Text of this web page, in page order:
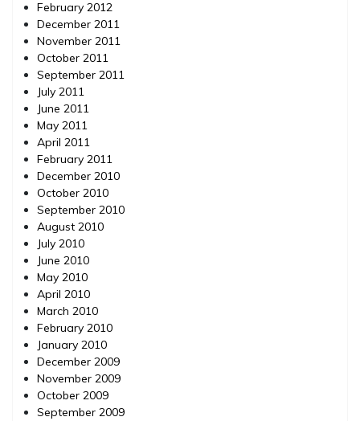
February 2012
December 2011
November 2011
October 2011
September 2011
July 2011
June 2011
May 2011
April 2011
February 2011
December 2010
October 2010
September 2010
August 2010
July 2010
June 2010
May 2010
April 2010
March 2010
February 2010
January 2010
December 2009
November 2009
October 2009
September 2009